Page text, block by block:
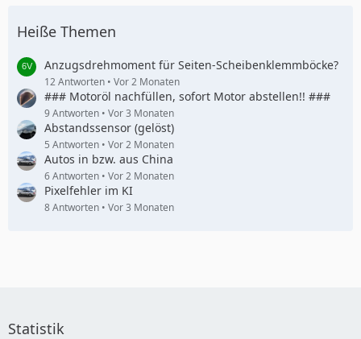
Heiße Themen
Anzugsdrehmoment für Seiten-Scheibenklemmböcke?
12 Antworten Vor 2 Monaten
### Motoröl nachfüllen, sofort Motor abstellen!! ###
9 Antworten Vor 3 Monaten
Abstandssensor (gelöst)
5 Antworten Vor 2 Monaten
Autos in bzw. aus China
6 Antworten Vor 2 Monaten
Pixelfehler im KI
8 Antworten Vor 3 Monaten
Statistik